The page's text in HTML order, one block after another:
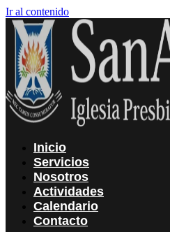
Ir al contenido
Inicio
Servicios
Nosotros
Actividades
Calendario
Contacto